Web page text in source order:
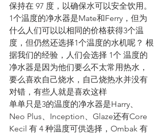
保持在 97 度，以确保水可以安全饮用。
1个温度的净水器是Mate和Ferry，但为
什么人们可以以相同的价格获得3个温
度，但仍然还选择1个温度的水机呢？ 根
据我们的经验，人们会选择 1个 温度的
净水器是因为他们要么不太常用热水，
要么喜欢自己烧水，自己烧热水并没有
对错，有些人就是喜欢这样
单单只是3的温度的净水器是Harry、
Neo Plus、Inception、Glaze还有Core
Kecil 有 4 种温度可供选择，Ombak 有